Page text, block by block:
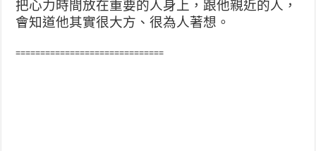
把心力時間放在重要的人身上，跟他親近的人，
會知道他其實很大方、很為人著想。
==============================